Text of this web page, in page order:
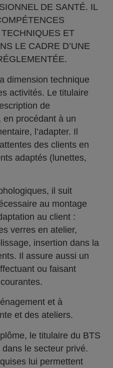
DE SANTÉ. IL
ET
LE CADRE D’UNE
dimension technique
activités. Le titulaire
de
en procédant à un
l’adapter. Il
des clients en
adaptés (lunettes,
il suit
au montage
au client :
verres en atelier,
insertion dans la
Il assure aussi un
ou faisant
et à
et des ateliers.
le titulaire du BTS
le secteur privé.
lui permettent